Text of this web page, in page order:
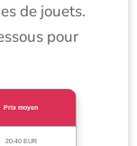
de jouets.
pour
Prix moyen
20-40 EUR